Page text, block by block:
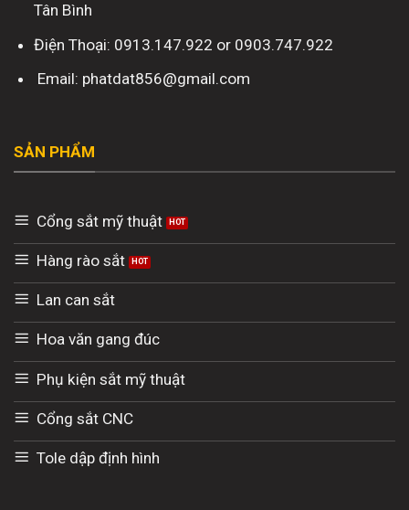
Tân Bình
Điện Thoại: 0913.147.922 or 0903.747.922
Email: phatdat856@gmail.com
SẢN PHẨM
Cổng sắt mỹ thuật
Hàng rào sắt
Lan can sắt
Hoa văn gang đúc
Phụ kiện sắt mỹ thuật
Cổng sắt CNC
Tole dập định hình